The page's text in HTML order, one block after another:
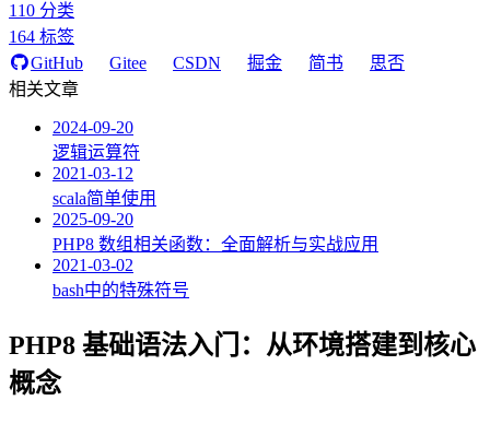
110 分类
164 标签
GitHub
Gitee CSDN 掘金 简书
思否
相关文章
2024-09-20
逻辑运算符
2021-03-12
scala简单使用
2025-09-20
PHP8 数组相关函数：全面解析与实战应用
2021-03-02
bash中的特殊符号
PHP8 基础语法入门：从环境搭建到核心
概念